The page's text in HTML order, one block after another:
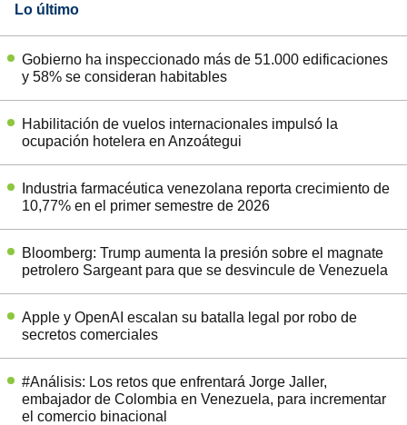
Lo último
Gobierno ha inspeccionado más de 51.000 edificaciones
y 58% se consideran habitables
Habilitación de vuelos internacionales impulsó la
ocupación hotelera en Anzoátegui
Industria farmacéutica venezolana reporta crecimiento de
10,77% en el primer semestre de 2026
Bloomberg: Trump aumenta la presión sobre el magnate
petrolero Sargeant para que se desvincule de Venezuela
Apple y OpenAI escalan su batalla legal por robo de
secretos comerciales
#Análisis: Los retos que enfrentará Jorge Jaller,
embajador de Colombia en Venezuela, para incrementar
el comercio binacional